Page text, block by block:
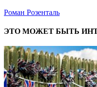
Роман Розенталь
ЭТО МОЖЕТ БЫТЬ